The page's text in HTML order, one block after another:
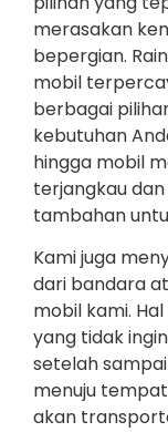
merasakan
bepergian.
mobil
berbagai
kebutuhan
hingga mobil
terjangkau
tambahan
Kami juga
dari bandara
mobil kami.
yang tidak
setelah
menuju
akan